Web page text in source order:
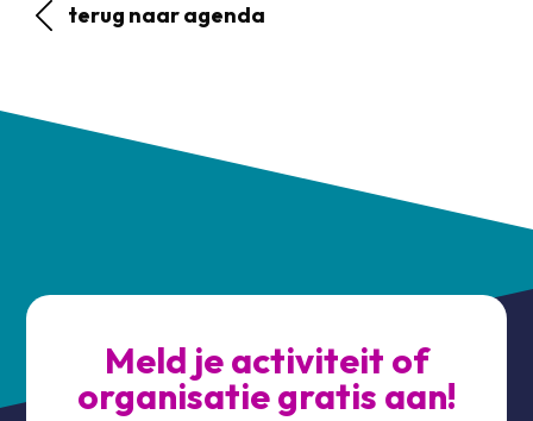
terug naar agenda
Meld je activiteit of
organisatie gratis aan!